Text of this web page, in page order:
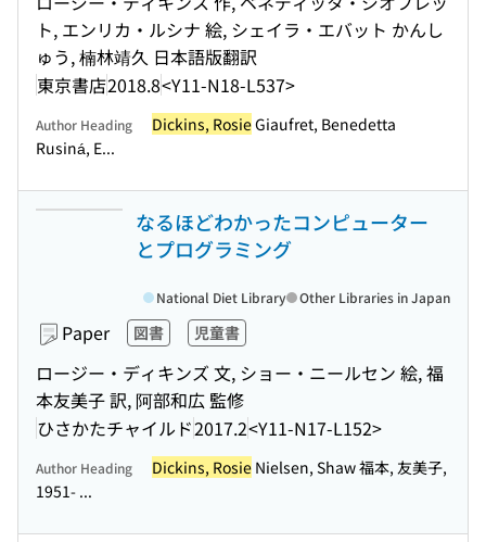
ト, エンリカ・ルシナ 絵, シェイラ・エバット かんし
ゅう, 楠林靖久 日本語版翻訳
東京書店2018.8<Y11-N18-L537>
Author Heading Dickins, RosieGiaufret, Benedetta
Rusiná, E...
なるほどわかったコンピューター
とプログラミング
Paper 図書 児童書
ロージー・ディキンズ 文, ショー・ニールセン 絵, 福
本友美子 訳, 阿部和広 監修
ひさかたチャイルド2017.2<Y11-N17-L152>
National Diet Library Other Libraries in Japan
Author Heading Dickins, Rosie Nielsen, Shaw 福本, 友美子,
1951- ...